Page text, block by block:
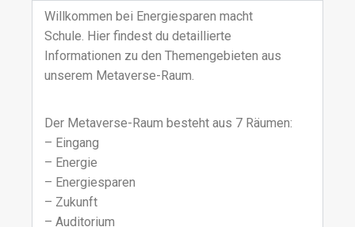
Willkommen bei Energiesparen macht
Schule. Hier findest du detaillierte
Informationen zu den Themengebieten aus
unserem Metaverse-Raum.
Der Metaverse-Raum besteht aus 7 Räumen:
– Eingang
– Energie
– Energiesparen
– Zukunft
– Auditorium